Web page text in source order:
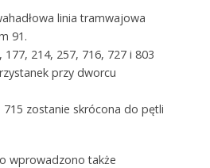
linia tramwajowa
91.
177, 214, 257, 716, 727 i 803
przy dworcu
zostanie skrócona do pętli
wprowadzono także